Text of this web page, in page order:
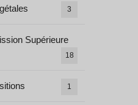
3
Supérieure
18
1